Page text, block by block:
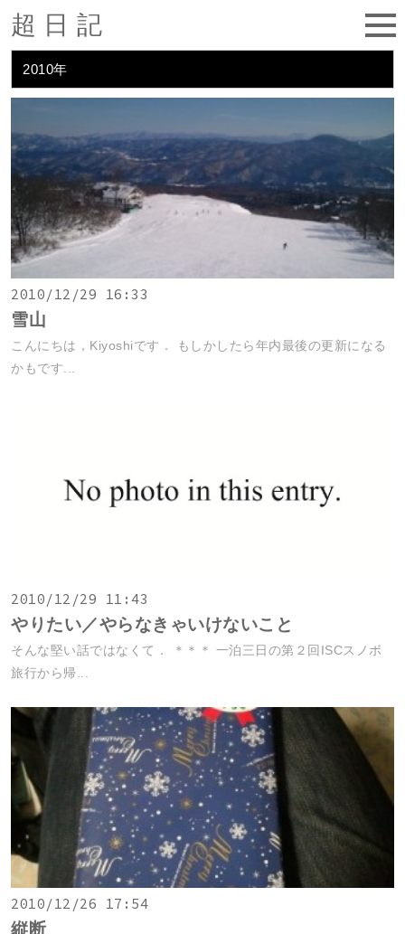
超日記
2010年
2010/12/29 16:33
雪山
こんにちは，Kiyoshiです． もしかしたら年内最後の更新になる
かもです...
2010/12/29 11:43
やりたい／やらなきゃいけないこと
そんな堅い話ではなくて． ＊＊＊ 一泊三日の第２回ISCスノボ
旅行から帰...
2010/12/26 17:54
縦断